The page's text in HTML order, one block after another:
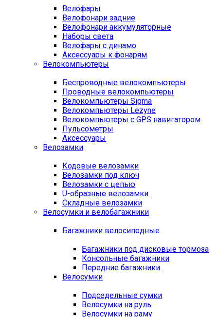
Велофары
Велофонари задние
Велофонари аккумуляторные
Наборы света
Велофары с динамо
Аксессуары к фонарям
Велокомпьютеры
Беспроводные велокомпьютеры
Проводные велокомпьютеры
Велокомпьютеры Sigma
Велокомпьютеры Lezyne
Велокомпьютеры с GPS навигатором
Пульсометры
Аксессуары
Велозамки
Кодовые велозамки
Велозамки под ключ
Велозамки с цепью
U-образные велозамки
Складные велозамки
Велосумки и велобагажники
Багажники велосипедные
Багажники под дисковые тормоза
Консольные багажники
Передние багажники
Велосумки
Подседельные сумки
Велосумки на руль
Велосумки на раму